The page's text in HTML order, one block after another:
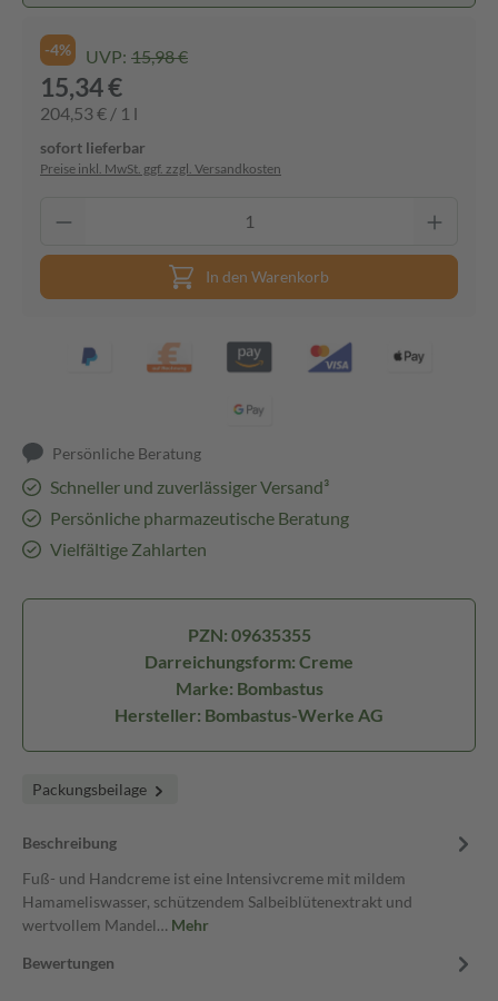
-4% UVP: 15,98 €
15,34 €
204,53 € / 1 l
sofort lieferbar
Preise inkl. MwSt. ggf. zzgl. Versandkosten
In den Warenkorb
Persönliche Beratung
Schneller und zuverlässiger Versand³
Persönliche pharmazeutische Beratung
Vielfältige Zahlarten
PZN: 09635355
Darreichungsform: Creme
Marke: Bombastus
Hersteller: Bombastus-Werke AG
Packungsbeilage
Beschreibung
Fuß- und Handcreme ist eine Intensivcreme mit mildem
Hamameliswasser, schützendem Salbeiblütenextrakt und
wertvollem Mandel… Mehr
Bewertungen